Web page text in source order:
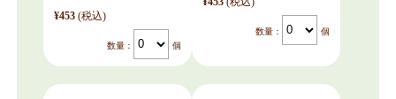
¥453 (税込)
数量： 個
数量： 個